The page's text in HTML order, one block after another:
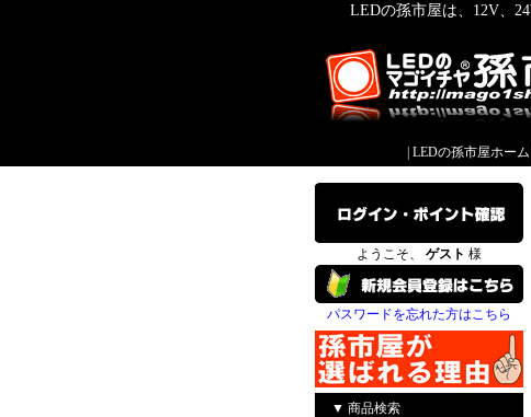
LEDの孫市屋は、12V、
LEDの孫市屋ホーム
ようこそ、 ゲスト 様
パスワードを忘れた方はこちら
▼ 商品検索